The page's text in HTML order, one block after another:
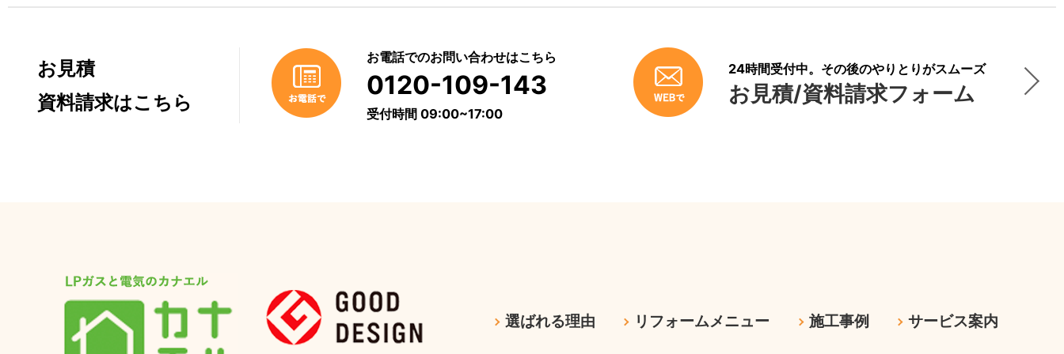
お見積
資料請求はこちら
お電話でのお問い合わせはこちら
0120-109-143
受付時間 09:00~17:00
24時間受付中。その後のやりとりがスムーズ
お見積/資料請求フォーム
選ばれる理由 リフォームメニュー 施工事例 サービス案内